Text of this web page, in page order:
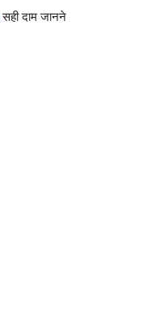
सही दाम जानने